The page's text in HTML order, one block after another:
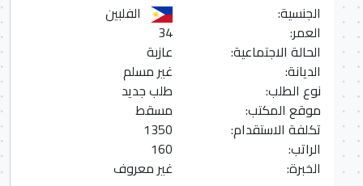
الجنسية:
الفلبين
العمر:
الحالة الاجتماعية:
عازبة
الديانة:
غير مسلم
نوع الطلب:
طلب جديد
موقع المكتب:
مسقط
تكلفة الاستقدام:
1350
الراتب:
160
الخبرة:
غير معروف